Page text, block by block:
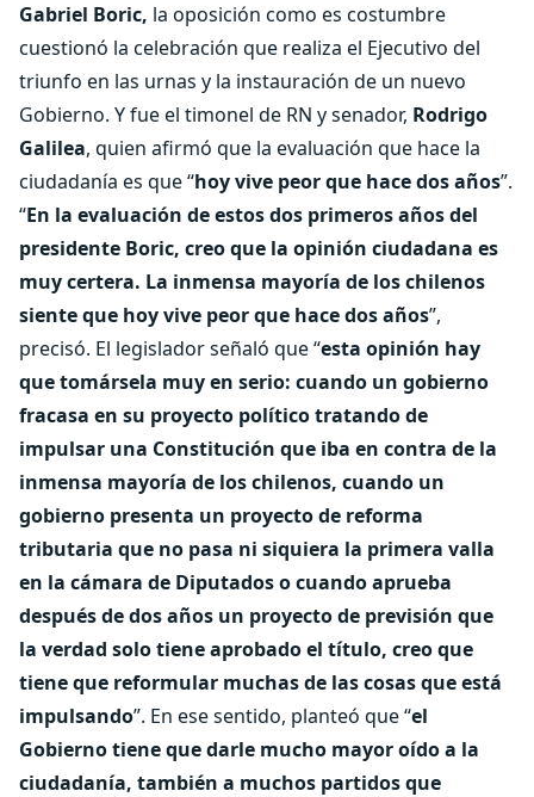
Gabriel Boric, la oposición como es costumbre
cuestionó la celebración que realiza el Ejecutivo del
triunfo en las urnas y la instauración de un nuevo
Gobierno. Y fue el timonel de RN y senador, Rodrigo
Galilea, quien afirmó que la evaluación que hace la
ciudadanía es que “hoy vive peor que hace dos años”.
“En la evaluación de estos dos primeros años del
presidente Boric, creo que la opinión ciudadana es
muy certera. La inmensa mayoría de los chilenos
siente que hoy vive peor que hace dos años”,
precisó. El legislador señaló que “esta opinión hay
que tomársela muy en serio: cuando un gobierno
fracasa en su proyecto político tratando de
impulsar una Constitución que iba en contra de la
inmensa mayoría de los chilenos, cuando un
gobierno presenta un proyecto de reforma
tributaria que no pasa ni siquiera la primera valla
en la cámara de Diputados o cuando aprueba
después de dos años un proyecto de previsión que
la verdad solo tiene aprobado el título, creo que
tiene que reformular muchas de las cosas que está
impulsando”. En ese sentido, planteó que “el
Gobierno tiene que darle mucho mayor oído a la
ciudadanía, también a muchos partidos que